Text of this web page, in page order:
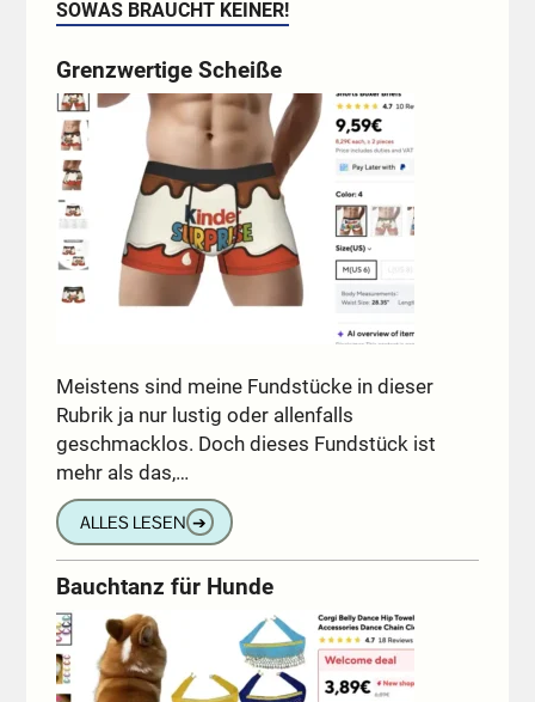
SOWAS BRAUCHT KEINER!
Grenzwertige Scheiße
Meistens sind meine Fundstücke in dieser
Rubrik ja nur lustig oder allenfalls
geschmacklos. Doch dieses Fundstück ist
mehr als das,…
ALLES LESEN ➔
Bauchtanz für Hunde